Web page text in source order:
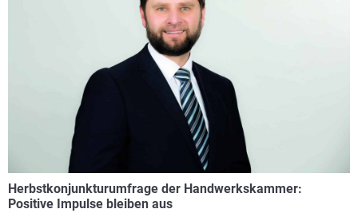
Herbstkonjunkturumfrage der Handwerkskammer:
Positive Impulse bleiben aus